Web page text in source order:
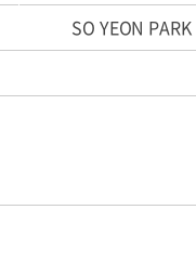
SO YEON PARK